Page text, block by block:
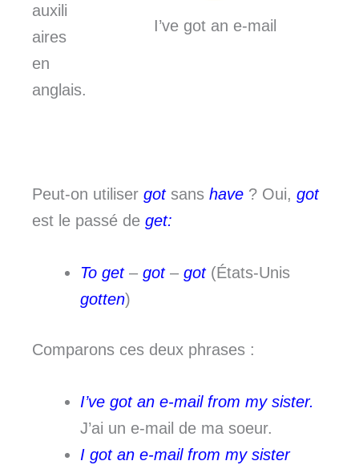
I’ve got an e-mail
auxili
aires
en
anglais.
Peut-on utiliser gotsans have ? Oui, got
est le passé de get:
To get– got– got(États-Unis
gotten)
Comparons ces deux phrases :
I’ve got an e-mail from my sister.
J’ai un e-mail de ma soeur.
I got an e-mail from my sister